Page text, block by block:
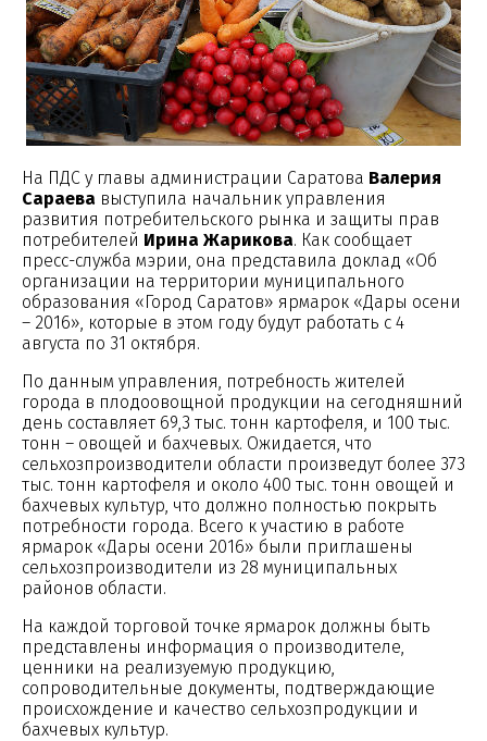
На ПДС у главы администрации Саратова Валерия
Сараева выступила начальник управления
развития потребительского рынка и защиты прав
потребителей Ирина Жарикова. Как сообщает
пресс-служба мэрии, она представила доклад «Об
организации на территории муниципального
образования «Город Саратов» ярмарок «Дары осени
– 2016», которые в этом году будут работать с 4
августа по 31 октября.
По данным управления, потребность жителей
города в плодоовощной продукции на сегодняшний
день составляет 69,3 тыс. тонн картофеля, и 100 тыс.
тонн – овощей и бахчевых. Ожидается, что
сельхозпроизводители области произведут более 373
тыс. тонн картофеля и около 400 тыс. тонн овощей и
бахчевых культур, что должно полностью покрыть
потребности города. Всего к участию в работе
ярмарок «Дары осени 2016» были приглашены
сельхозпроизводители из 28 муниципальных
районов области.
На каждой торговой точке ярмарок должны быть
представлены информация о производителе,
ценники на реализуемую продукцию,
сопроводительные документы, подтверждающие
происхождение и качество сельхозпродукции и
бахчевых культур.